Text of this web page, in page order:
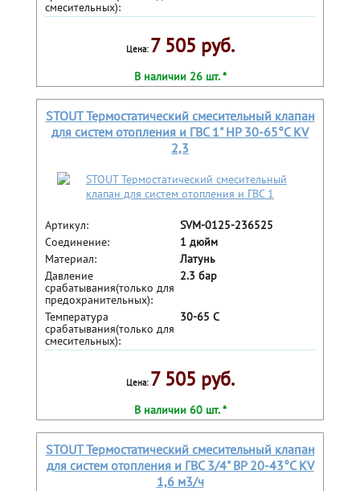
смесительных):
Цена: 7 505 руб.
В наличии 26 шт. *
STOUT Термостатический смесительный клапан
для систем отопления и ГВС 1" НР 30-65°С KV
2,3
Артикул:
SVM-0125-236525
Соединение:
1 дюйм
Материал:
Латунь
Давление
срабатывания(только для
предохранительных):
2.3 бар
Температура
срабатывания(только для
смесительных):
30-65 С
Цена: 7 505 руб.
В наличии 60 шт. *
STOUT Термостатический смесительный клапан
для систем отопления и ГВС 3/4" ВР 20-43°С KV
1,6 м3/ч